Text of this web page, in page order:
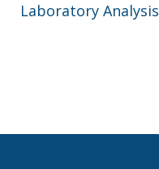
Laboratory Analysis